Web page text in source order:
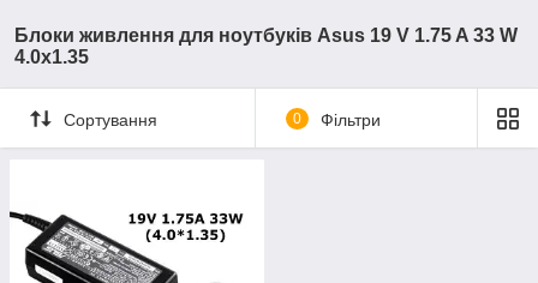
Блоки живлення для ноутбуків Asus 19 V 1.75 A 33 W
4.0x1.35
Сортування 0 Фільтри